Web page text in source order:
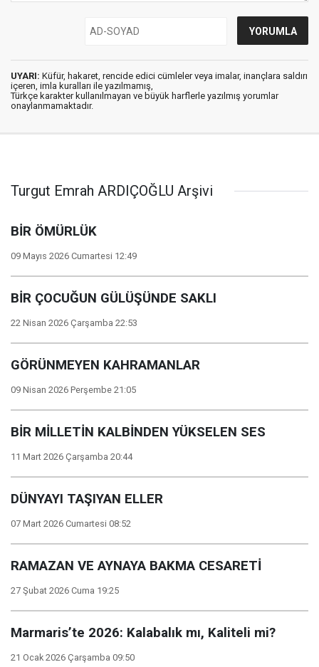
UYARI: Küfür, hakaret, rencide edici cümleler veya imalar, inançlara saldırı
içeren, imla kuralları ile yazılmamış,
Türkçe karakter kullanılmayan ve büyük harflerle yazılmış yorumlar
onaylanmamaktadır.
Turgut Emrah ARDIÇOĞLU Arşivi
BİR ÖMÜRLÜK
09 Mayıs 2026 Cumartesi 12:49
BİR ÇOCUĞUN GÜLÜŞÜNDE SAKLI
22 Nisan 2026 Çarşamba 22:53
GÖRÜNMEYEN KAHRAMANLAR
09 Nisan 2026 Perşembe 21:05
BİR MİLLETİN KALBİNDEN YÜKSELEN SES
11 Mart 2026 Çarşamba 20:44
DÜNYAYI TAŞIYAN ELLER
07 Mart 2026 Cumartesi 08:52
RAMAZAN VE AYNAYA BAKMA CESARETİ
27 Şubat 2026 Cuma 19:25
Marmaris’te 2026: Kalabalık mı, Kaliteli mi?
21 Ocak 2026 Çarşamba 09:50